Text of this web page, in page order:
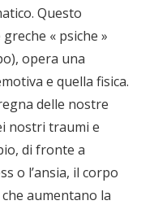
Questo
« psiche »
opera una
e quella fisica.
delle nostre
nostri traumi e
di fronte a
o l’ansia, il corpo
aumentano la